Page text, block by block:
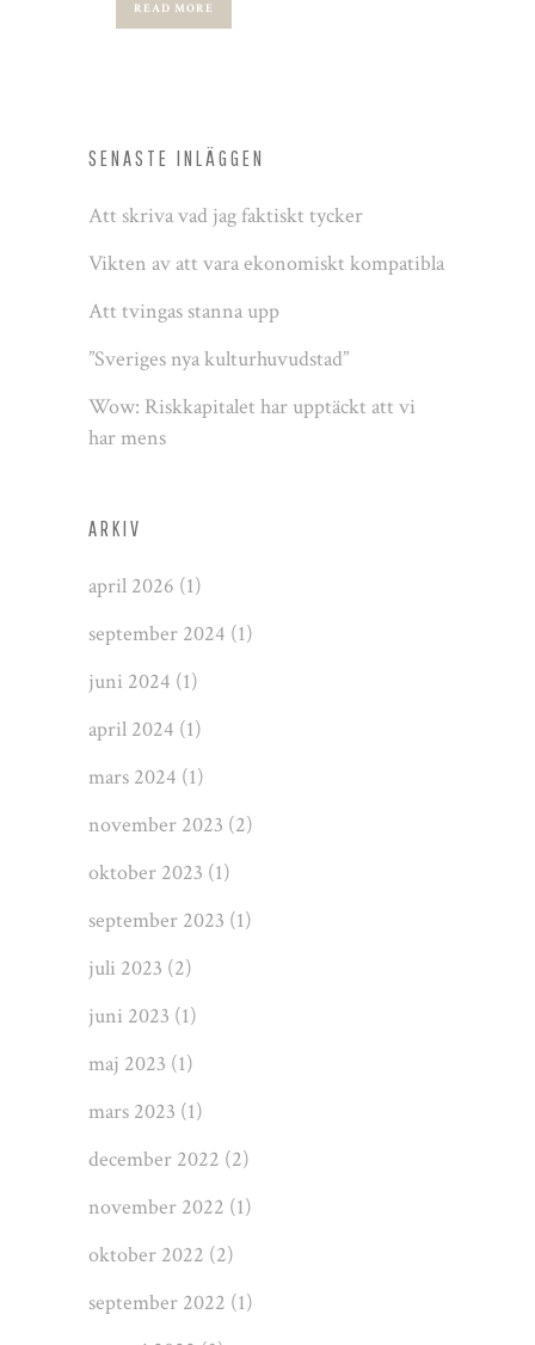
READ MORE
SENASTE INLÄGGEN
Att skriva vad jag faktiskt tycker
Vikten av att vara ekonomiskt kompatibla
Att tvingas stanna upp
”Sveriges nya kulturhuvudstad”
Wow: Riskkapitalet har upptäckt att vi
har mens
ARKIV
april 2026 (1)
september 2024 (1)
juni 2024 (1)
april 2024 (1)
mars 2024 (1)
november 2023 (2)
oktober 2023 (1)
september 2023 (1)
juli 2023 (2)
juni 2023 (1)
maj 2023 (1)
mars 2023 (1)
december 2022 (2)
november 2022 (1)
oktober 2022 (2)
september 2022 (1)